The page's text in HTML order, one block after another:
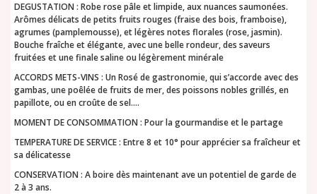
DEGUSTATION : Robe rose pâle et limpide, aux nuances saumonées.
Arômes délicats de petits fruits rouges (fraise des bois, framboise),
agrumes (pamplemousse), et légères notes florales (rose, jasmin).
Bouche fraîche et élégante, avec une belle rondeur, des saveurs
fruitées et une finale saline ou légèrement minérale
ACCORDS METS-VINS : Un Rosé de gastronomie, qui s’accorde avec des
gambas, une poêlée de fruits de mer, des poissons nobles grillés, en
papillote, ou en croûte de sel….
MOMENT DE CONSOMMATION : Pour la gourmandise et le partage
TEMPERATURE DE SERVICE : Entre 8 et 10° pour apprécier sa fraîcheur et
sa délicatesse
CONSERVATION : A boire dès maintenant ave un potentiel de garde de
2 à 3 ans.